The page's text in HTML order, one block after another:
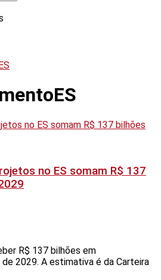
no ES somam R$ 137
R$ 137 bilhões em
2029. A estimativa é da Carteira